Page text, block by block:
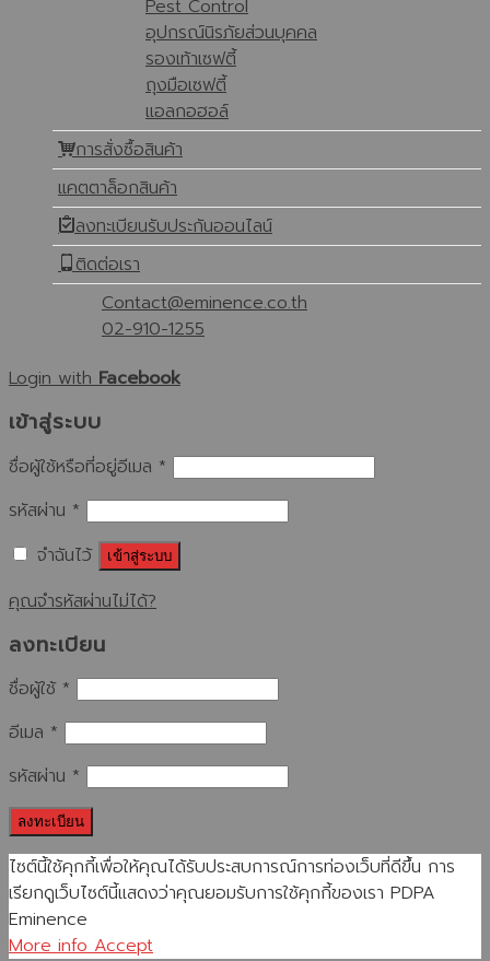
Pest Control
อุปกรณ์นิรภัยส่วนบุคคล
รองเท้าเซฟตี้
ถุงมือเซฟตี้
แอลกอฮอล์
การสั่งซื้อสินค้า
แคตตาล็อกสินค้า
ลงทะเบียนรับประกันออนไลน์
ติดต่อเรา
Contact@eminence.co.th
02-910-1255
Login withFacebook
เข้าสู่ระบบ
ชื่อผู้ใช้หรือที่อยู่อีเมล *
รหัสผ่าน *
จำฉันไว้
เข้าสู่ระบบ
คุณจำรหัสผ่านไม่ได้?
ลงทะเบียน
ชื่อผู้ใช้ *
อีเมล *
รหัสผ่าน *
ลงทะเบียน
ไซต์นี้ใช้คุกกี้เพื่อให้คุณได้รับประสบการณ์การท่องเว็บที่ดีขึ้น การ
เรียกดูเว็บไซต์นี้แสดงว่าคุณยอมรับการใช้คุกกี้ของเรา PDPA
Eminence
More info Accept